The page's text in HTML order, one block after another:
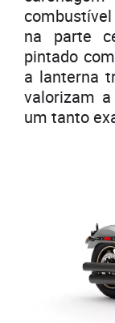
na parte
pintado
a lanterna
valorizam
um tanto